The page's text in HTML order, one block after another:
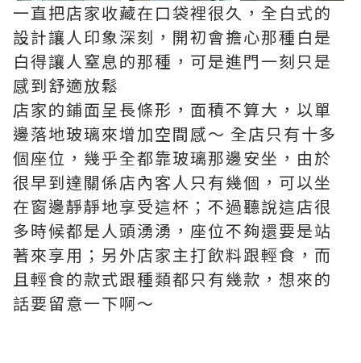
一直把店家收藏在口袋裡很久，全白式的
設計讓人印象深刻，開初會擔心那種白是
白得讓人窒息的那種，可是進門一刻只是
感到舒適放鬆
店家的鋪面呈長條形，面積不算大，以單
邊落地玻璃來增加空間感～ 全店只有十多
個座位，幾乎全都靠玻璃那邊安坐，由於
很早到達關係店內客人只有幾個，可以坐
在窗邊靜靜地享受這杯；不過聽說這店很
多時候都是人頭湧湧，座位不夠還要是站
著來享用；另外店家主打飲料跟輕食，而
且輕食的款式跟種類都只有幾款，想來的
話要留意一下啊～